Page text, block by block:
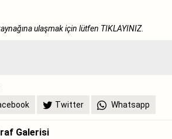
ulaşmak için lütfen TIKLAYINIZ.
Twitter Whatsapp
Galerisi